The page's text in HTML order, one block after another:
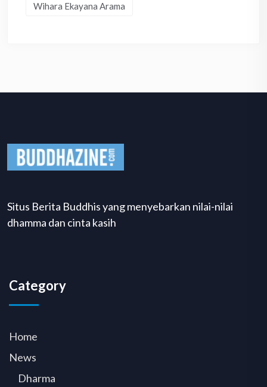
Wihara Ekayana Arama
Situs Berita Buddhis yang menyebarkan nilai-nilai
dhamma dan cinta kasih
Category
Home
News
Dharma